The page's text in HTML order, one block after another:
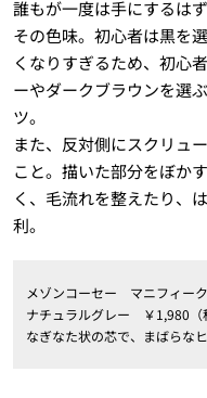
誰もが一度は手にするは
その色味。初心者は黒を
くなりすぎるため、初心
ーやダークブラウンを選
ツ。
また、反対側にスクリュ
こと。描いた部分をぼか
く、毛流れを整えたり、
利。
メゾンコーセー マニフィ
ナチュラルグレー ￥1,980（
なぎなた状の芯で、まばらな